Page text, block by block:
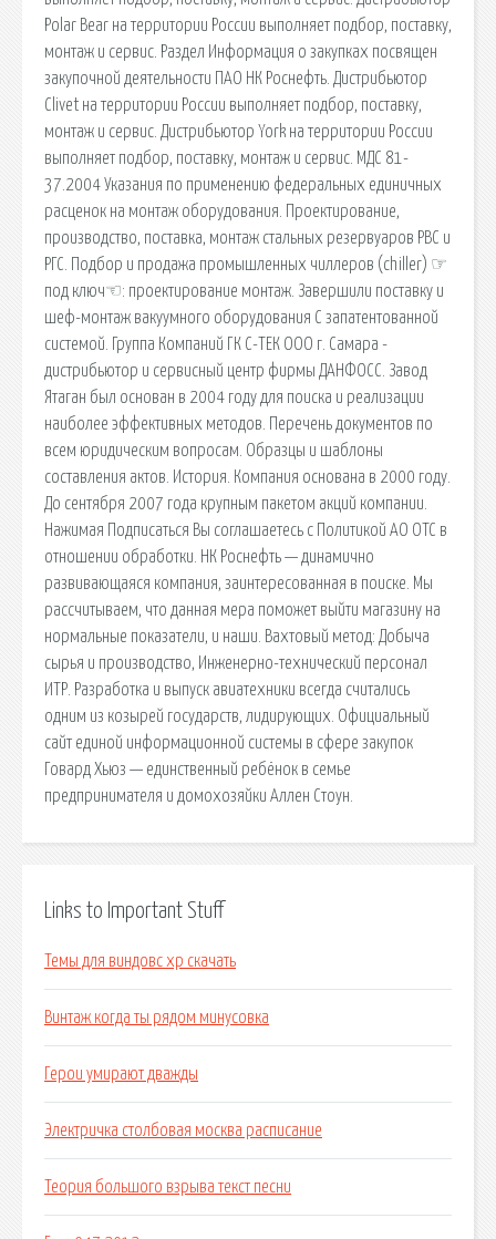
Polar Bear на территории России выполняет подбор, поставку,
монтаж и сервис. Раздел Информация о закупках посвящен
закупочной деятельности ПАО НК Роснефть. Дистрибьютор
Clivet на территории России выполняет подбор, поставку,
монтаж и сервис. Дистрибьютор York на территории России
выполняет подбор, поставку, монтаж и сервис. МДС 81-
37.2004 Указания по применению федеральных единичных
расценок на монтаж оборудования. Проектирование,
производство, поставка, монтаж стальных резервуаров РВС и
РГС. Подбор и продажа промышленных чиллеров (chiller) ☞
под ключ☜: проектирование монтаж. Завершили поставку и
шеф-монтаж вакуумного оборудования С запатентованной
системой. Группа Компаний ГК С-ТЕК ООО г. Самара -
дистрибьютор и сервисный центр фирмы ДАНФОСС. Завод
Ятаган был основан в 2004 году для поиска и реализации
наиболее эффективных методов. Перечень документов по
всем юридическим вопросам. Образцы и шаблоны
составления актов. История. Компания основана в 2000 году.
До сентября 2007 года крупным пакетом акций компании.
Нажимая Подписаться Вы соглашаетесь с Политикой АО ОТС в
отношении обработки. НК Роснефть — динамично
развивающаяся компания, заинтересованная в поиске. Мы
рассчитываем, что данная мера поможет выйти магазину на
нормальные показатели, и наши. Вахтовый метод: Добыча
сырья и производство, Инженерно-технический персонал
ИТР. Разработка и выпуск авиатехники всегда считались
одним из козырей государств, лидирующих. Официальный
сайт единой информационной системы в сфере закупок
Говард Хьюз — единственный ребёнок в семье
предпринимателя и домохозяйки Аллен Стоун.
Links to Important Stuff
Темы для виндовс xp скачать
Винтаж когда ты рядом минусовка
Герои умирают дважды
Электричка столбовая москва расписание
Теория большого взрыва текст песни